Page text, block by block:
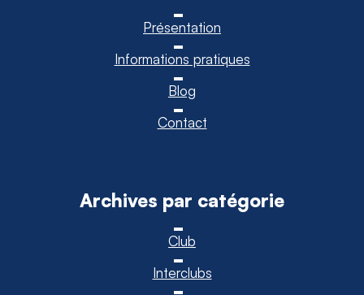
Présentation
Informations pratiques
Blog
Contact
Archives par catégorie
Club
Interclubs